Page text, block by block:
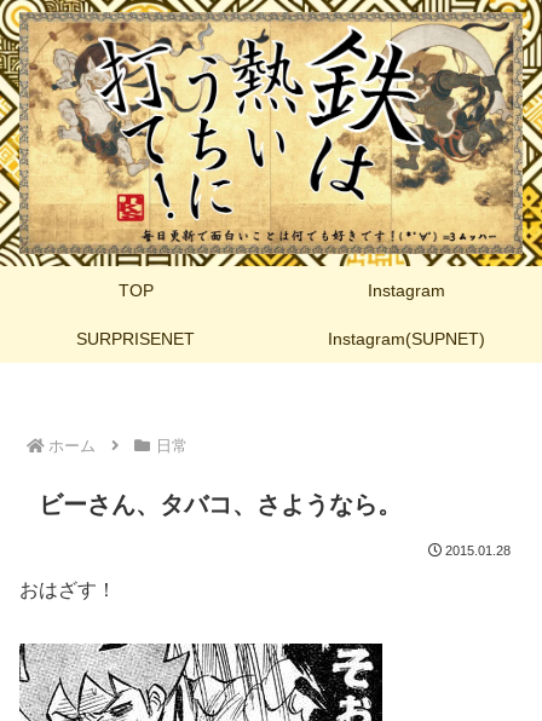
TOP Instagram
SURPRISENET Instagram(SUPNET)
ホーム 日常
ビーさん、タバコ、さようなら。
2015.01.28
おはざす！